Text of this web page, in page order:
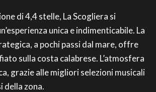
di 4,4 stelle, La Scogliera si
unica e indimenticabile. La
a pochi passi dal mare, offre
sulla costa calabrese. L’atmosfera
grazie alle migliori selezioni musicali
della zona.